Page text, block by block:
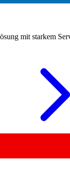
mit starkem